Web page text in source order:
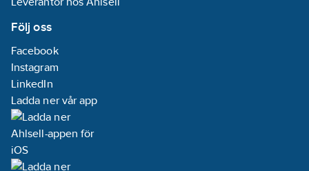
Följ oss
Facebook
Instagram
LinkedIn
Ladda ner vår app